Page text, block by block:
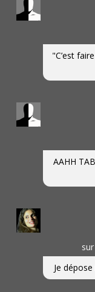
"C’est
AAHH
sur
Je